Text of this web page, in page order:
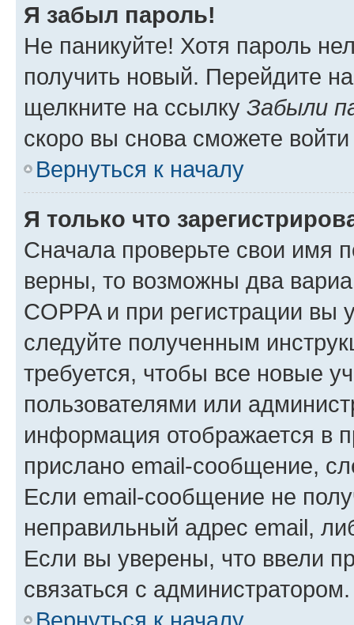
Я забыл пароль!
Не паникуйте! Хотя пароль
получить новый. Перейдите
щелкните на ссылку Забыли
скоро вы снова сможете
Вернуться к началу
Я только что
Сначала проверьте свои имя
верны, то возможны два
COPPA и при регистрации вы
следуйте полученным
требуется, чтобы все новые
пользователями или
информация отображается в
прислано email-сообщение,
Если email-сообщение не
неправильный адрес email,
Если вы уверены, что ввели
связаться с администратором.
Вернуться к началу